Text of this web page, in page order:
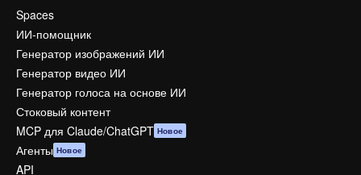
Spaces
ИИ-помощник
Генератор изображений ИИ
Генератор видео ИИ
Генератор голоса на основе ИИ
Стоковый контент
MCP для Claude/ChatGPT Новое
Агенты Новое
API